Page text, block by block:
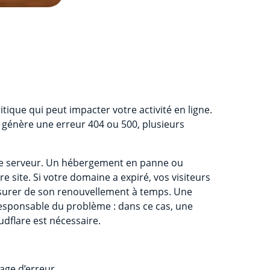
qui peut impacter votre activité en ligne.
une erreur 404 ou 500, plusieurs
Un hébergement en panne ou
site. Si votre domaine a expiré, vos visiteurs
de son renouvellement à temps. Une
du problème : dans ce cas, une
est nécessaire.